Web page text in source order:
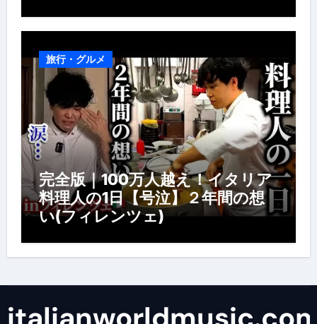
旅行・グルメ
完全版｜100万人越え！イタリア
料理人の1日【号泣】２年間の想
い(フィレンツェ)